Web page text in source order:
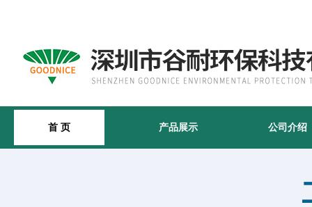
首 页 产品展示 公司介绍